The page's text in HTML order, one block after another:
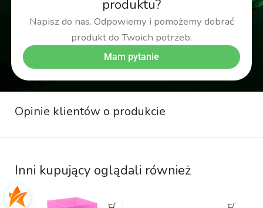
produktu?
Napisz do nas. Odpowiemy i pomożemy dobrać
produkt do Twoich potrzeb.
Mam pytanie
Opinie klientów o produkcie
Inni kupujący oglądali również